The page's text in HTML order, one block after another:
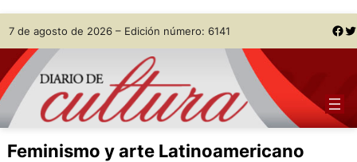
Skip
to
content
7 de agosto de 2026 – Edición número: 6141 Facebook Twitter
Feminismo y arte Latinoamericano